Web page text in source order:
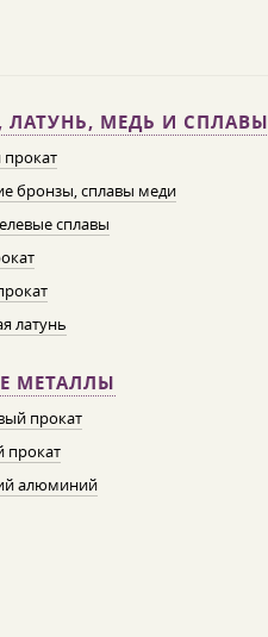
ЛАТУНЬ, МЕДЬ И СПЛАВЫ
бронзы, сплавы меди
сплавы
латунь
МЕТАЛЛЫ
прокат
прокат
алюминий